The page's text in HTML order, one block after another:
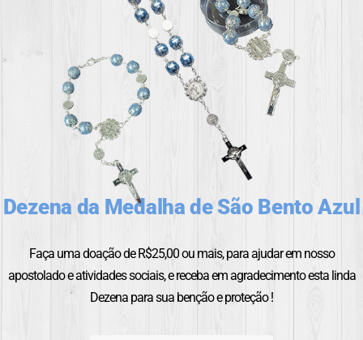
Dezena da Medalha de São Bento Azul
Faça uma doação de R$25,00 ou mais, para ajudar em nosso
apostolado e atividades sociais, e receba em agradecimento esta linda
Dezena para sua benção e proteção !